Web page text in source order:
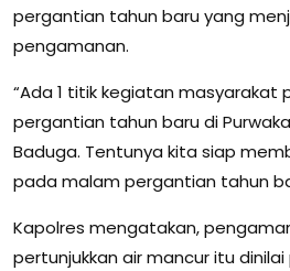
pergantian tahun baru yang
pengamanan.
“Ada 1 titik kegiatan masyarakat
pergantian tahun baru di
Baduga. Tentunya kita siap
pada malam pergantian tahun
Kapolres mengatakan,
pertunjukkan air mancur itu